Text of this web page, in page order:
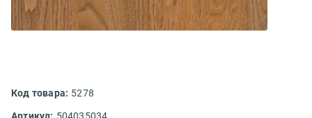
Код товара: 5278